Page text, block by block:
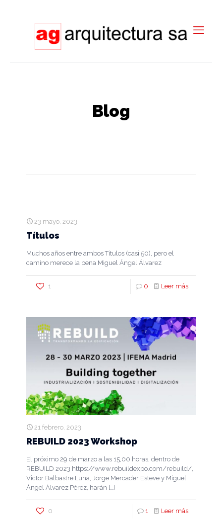
Blog
23 mayo, 2023
Títulos
Muchos años entre ambos Títulos (casi 50), pero el
camino merece la pena Miguel Ángel Álvarez
1 0 Leer más
21 febrero, 2023
REBUILD 2023 Workshop
El próximo 29 de marzo a las 15,00 horas, dentro de
REBUILD 2023 https://www.rebuildexpo.com/rebuild/,
Victor Balbastre Luna, Jorge Mercader Esteve y Miguel
Ángel Álvarez Pérez, harán […]
0 1 Leer más